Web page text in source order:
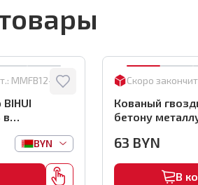
MMFB12-2-BC
в
BYN
Скоро
Кованый
бетону
63 BYN
В